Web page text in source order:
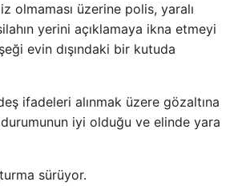
olmaması üzerine polis, yaralı
yerini açıklamaya ikna etmeyi
evin dışındaki bir kutuda
ifadeleri alınmak üzere gözaltına
durumunun iyi olduğu ve elinde yara
sürüyor.